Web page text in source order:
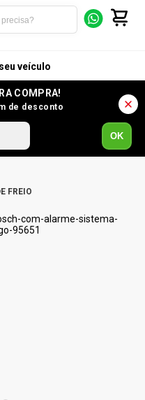
veículo
COMPRA!
de desconto
OK
FREIO